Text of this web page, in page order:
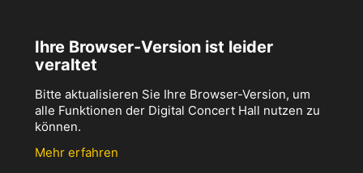
Ihre Browser-Version ist leider
veraltet
Bitte aktualisieren Sie Ihre Browser-Version, um
alle Funktionen der Digital Concert Hall nutzen zu
können.
Mehr erfahren